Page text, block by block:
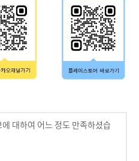
대하여 어느 정도 만족하셨습